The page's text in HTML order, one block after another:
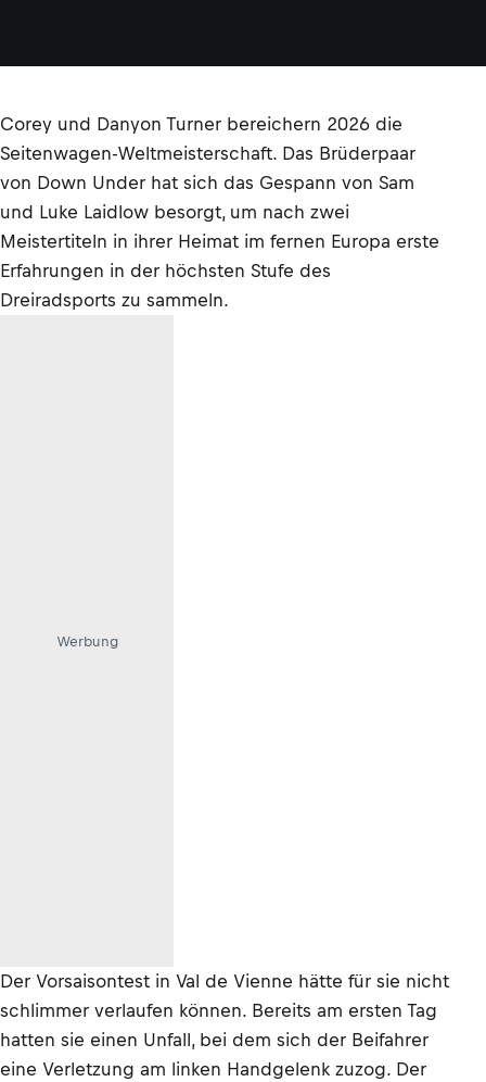
Corey und Danyon Turner bereichern 2026 die
Seitenwagen-Weltmeisterschaft. Das Brüderpaar
von Down Under hat sich das Gespann von Sam
und Luke Laidlow besorgt, um nach zwei
Meistertiteln in ihrer Heimat im fernen Europa erste
Erfahrungen in der höchsten Stufe des
Dreiradsports zu sammeln.
Werbung
Der Vorsaisontest in Val de Vienne hätte für sie nicht
schlimmer verlaufen können. Bereits am ersten Tag
hatten sie einen Unfall, bei dem sich der Beifahrer
eine Verletzung am linken Handgelenk zuzog. Der